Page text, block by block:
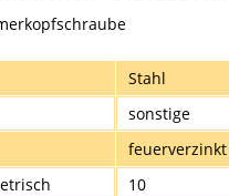
Stahl
sonstige
feuerverzinkt
10